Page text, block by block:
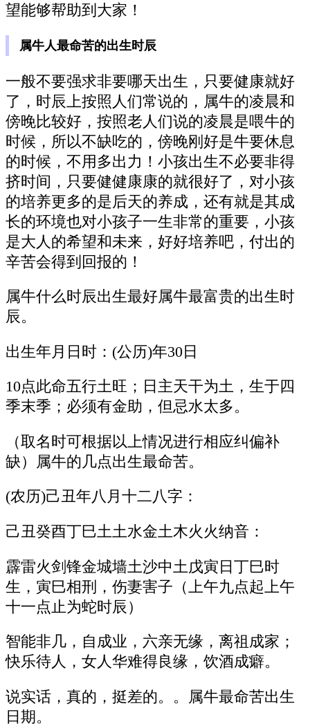
望能够帮助到大家！
属牛人最命苦的出生时辰
一般不要强求非要哪天出生，只要健康就好
了，时辰上按照人们常说的，属牛的凌晨和
傍晚比较好，按照老人们说的凌晨是喂牛的
时候，所以不缺吃的，傍晚刚好是牛要休息
的时候，不用多出力！小孩出生不必要非得
挤时间，只要健健康康的就很好了，对小孩
的培养更多的是后天的养成，还有就是其成
长的环境也对小孩子一生非常的重要，小孩
是大人的希望和未来，好好培养吧，付出的
辛苦会得到回报的！
属牛什么时辰出生最好属牛最富贵的出生时
辰。
出生年月日时：(公历)年30日
10点此命五行土旺；日主天干为土，生于四
季末季；必须有金助，但忌水太多。
（取名时可根据以上情况进行相应纠偏补
缺）属牛的几点出生最命苦。
(农历)己丑年八月十二八字：
己丑癸酉丁巳土土水金土木火火纳音：
霹雷火剑锋金城墙土沙中土戊寅日丁巳时
生，寅巳相刑，伤妻害子（上午九点起上午
十一点止为蛇时辰）
智能非几，自成业，六亲无缘，离祖成家；
快乐待人，女人华难得良缘，饮酒成癖。
说实话，真的，挺差的。。属牛最命苦出生
日期。